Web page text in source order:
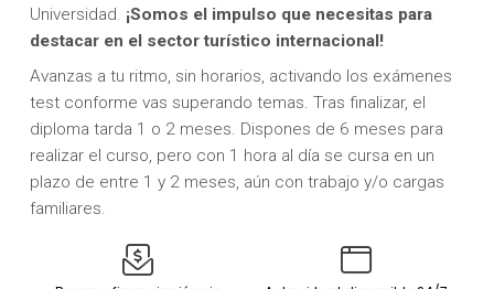
Universidad. ¡Somos el impulso que necesitas para
destacar en el sector turístico internacional!
Avanzas a tu ritmo, sin horarios, activando los exámenes
test conforme vas superando temas. Tras finalizar, el
diploma tarda 1 o 2 meses. Dispones de 6 meses para
realizar el curso, pero con 1 hora al día se cursa en un
plazo de entre 1 y 2 meses, aún con trabajo y/o cargas
familiares.